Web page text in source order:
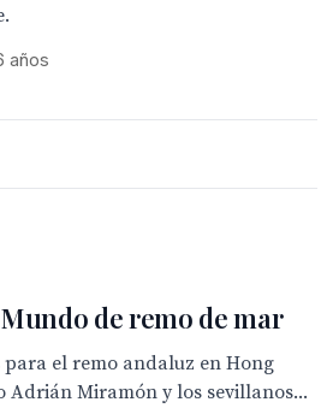
años
de remo de mar
para el remo andaluz en Hong
Adrián Miramón y los sevillanos...